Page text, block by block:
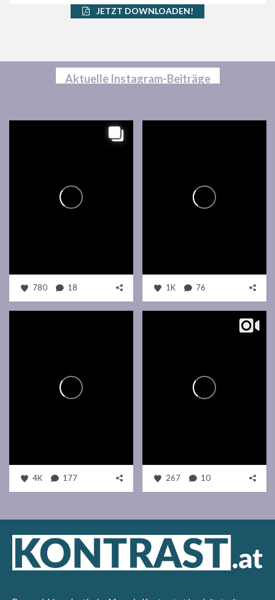
JETZT DOWNLOADEN!
Aktuelle Instagram-Beiträge
780 18 1K 76
4K 177 267 10